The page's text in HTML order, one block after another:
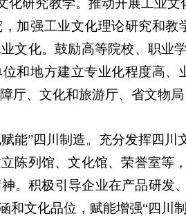
化研究教学。推动开展工业
加强工业文化理论研究和
文化。鼓励高等院校、职业
和地方建立专业化程度高
厅、文化和旅游厅、省文物
赋能”四川制造。充分发挥四
陈列馆、文化馆、荣誉室等
。积极引导企业在产品研发
和文化品位，赋能增强“四